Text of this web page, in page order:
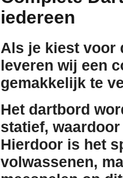
iedereen
Als je kiest voor
leveren wij een
gemakkelijk te
Het dartbord
statief,
Hierdoor is het
volwassenen,